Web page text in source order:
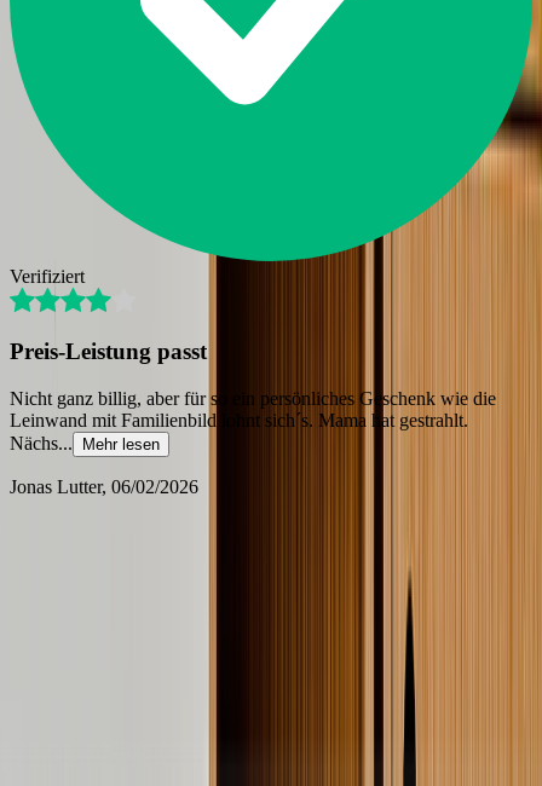
Verifiziert
Preis-Leistung passt
Nicht ganz billig, aber für so ein persönliches Geschenk wie die
Leinwand mit Familienbild lohnt sich´s. Mama hat gestrahlt.
Nächs... Mehr lesen
Jonas Lutter, 06/02/2026
Wenn Sie mehr als 10 Exemplare eines bestimmten Produkts
bestellen möchten, bieten wir Ihnen attraktive Sonderrabatte.
, um eine Anfrage
Personalisierte Fotogeschenke für jeden geliebten Menschen
Wenn es darum geht, Liebe und Wertschätzung auszudrücken, sind
nur wenige Gesten so herzlich wie personalisierte Geschenke. Diese